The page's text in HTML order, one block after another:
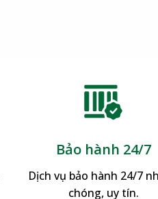
Bảo hành 24/7
Dịch vụ bảo hành 24/7
chóng, uy tín.